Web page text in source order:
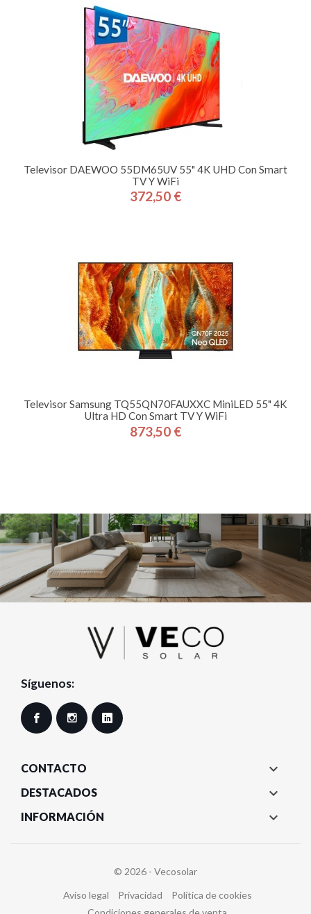
Televisor DAEWOO 55DM65UV 55" 4K UHD Con Smart
TV Y WiFi
Precio
372,50 €
Televisor Samsung TQ55QN70FAUXXC MiniLED 55" 4K
Ultra HD Con Smart TV Y WiFi
Precio
873,50 €
Síguenos:
Facebook Instagram
CONTACTO 
DESTACADOS 
INFORMACIÓN 
© 2026 - Vecosolar
Aviso legal
Privacidad
Política de cookies